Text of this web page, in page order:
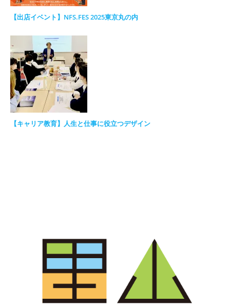
【出店イベント】NFS.FES 2025東京丸の内
【キャリア教育】人生と仕事に役立つデザイン